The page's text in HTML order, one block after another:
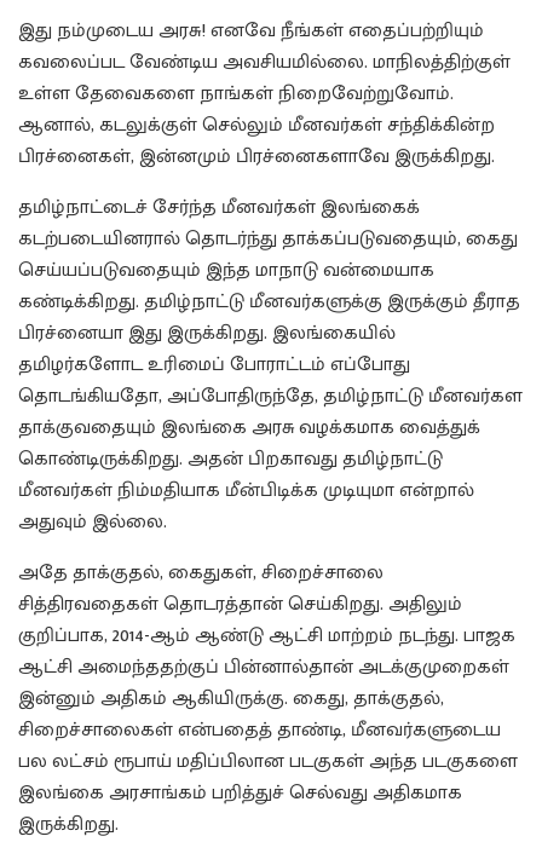
இது நம்முடைய அரசு! எனவே நீங்கள் எதைப்பற்றியும்
கவலைப்பட வேண்டிய அவசியமில்லை. மாநிலத்திற்குள்
உள்ள தேவைகளை நாங்கள் நிறைவேற்றுவோம்.
ஆனால், கடலுக்குள் செல்லும் மீனவர்கள் சந்திக்கின்ற
பிரச்னைகள், இன்னமும் பிரச்னைகளாவே இருக்கிறது.
தமிழ்நாட்டைச் சேர்ந்த மீனவர்கள் இலங்கைக்
கடற்படையினரால் தொடர்ந்து தாக்கப்படுவதையும், கைது
செய்யப்படுவதையும் இந்த மாநாடு வன்மையாக
கண்டிக்கிறது. தமிழ்நாட்டு மீனவர்களுக்கு இருக்கும் தீராத
பிரச்னையா இது இருக்கிறது. இலங்கையில்
தமிழர்களோட உரிமைப் போராட்டம் எப்போது
தொடங்கியதோ, அப்போதிருந்தே, தமிழ்நாட்டு மீனவர்கள
தாக்குவதையும் இலங்கை அரசு வழக்கமாக வைத்துக்
கொண்டிருக்கிறது. அதன் பிறகாவது தமிழ்நாட்டு
மீனவர்கள் நிம்மதியாக மீன்பிடிக்க முடியுமா என்றால்
அதுவும் இல்லை.
அதே தாக்குதல், கைதுகள், சிறைச்சாலை
சித்திரவதைகள் தொடரத்தான் செய்கிறது. அதிலும்
குறிப்பாக, 2014-ஆம் ஆண்டு ஆட்சி மாற்றம் நடந்து. பாஜக
ஆட்சி அமைந்ததற்குப் பின்னால்தான் அடக்குமுறைகள்
இன்னும் அதிகம் ஆகியிருக்கு. கைது, தாக்குதல்,
சிறைச்சாலைகள் என்பதைத் தாண்டி, மீனவர்களுடைய
பல லட்சம் ரூபாய் மதிப்பிலான படகுகள் அந்த படகுகளை
இலங்கை அரசாங்கம் பறித்துச் செல்வது அதிகமாக
இருக்கிறது.